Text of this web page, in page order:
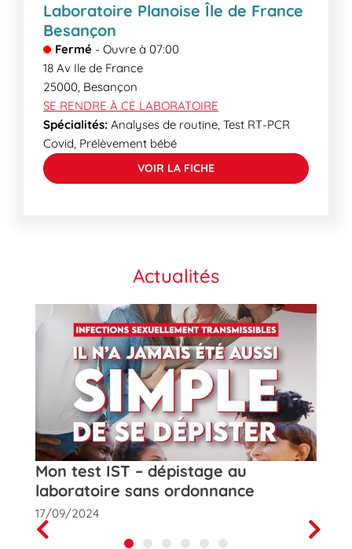
Laboratoire Planoise Île de France
Besançon
Fermé - Ouvre à 07:00
18 Av Ile de France
25000, Besançon
SE RENDRE À CE LABORATOIRE
Spécialités: Analyses de routine, Test RT-PCR
Covid, Prélèvement bébé
VOIR LA FICHE
Actualités
Mon test IST – dépistage au
laboratoire sans ordonnance
17/09/2024
Prev
Next